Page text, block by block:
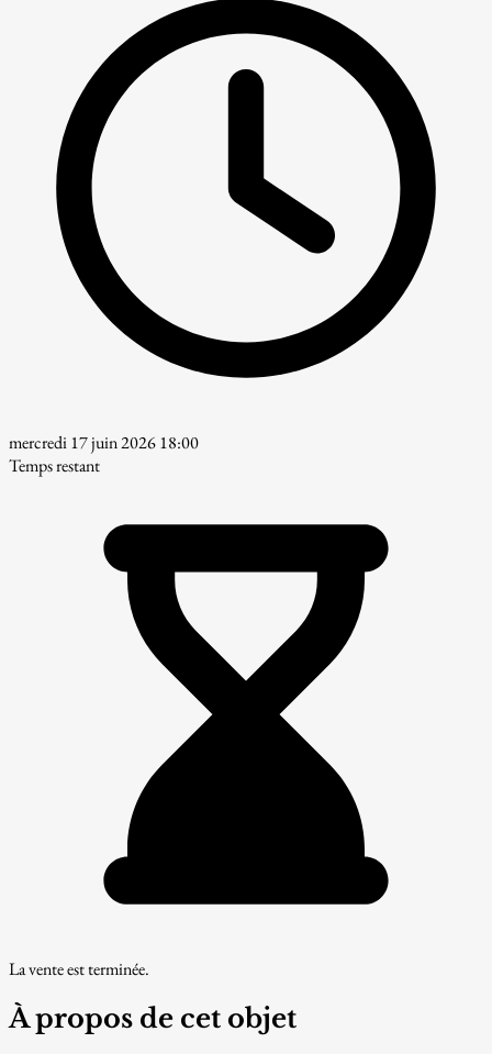
mercredi 17 juin 2026 18:00
Temps restant
La vente est terminée.
À propos de cet objet